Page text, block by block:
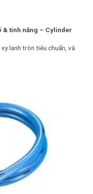
& tính năng – Cylinder
lanh tròn tiêu chuẩn, và